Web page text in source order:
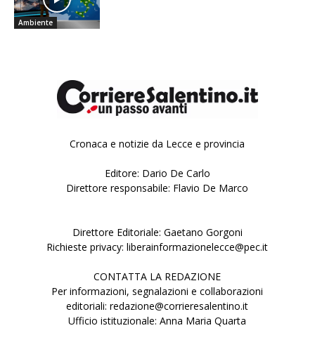
Ambiente
Cronaca e notizie da Lecce e provincia
Editore: Dario De Carlo
Direttore responsabile: Flavio De Marco
Direttore Editoriale: Gaetano Gorgoni
Richieste privacy: liberainformazionelecce@pec.it
CONTATTA LA REDAZIONE
Per informazioni, segnalazioni e collaborazioni
editoriali: redazione@corrieresalentino.it
Ufficio istituzionale: Anna Maria Quarta